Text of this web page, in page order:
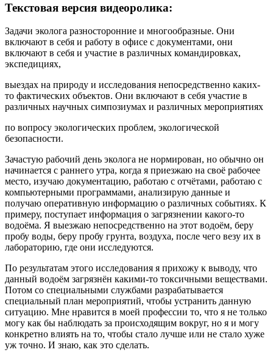
Текстовая версия видеоролика:
Задачи эколога разносторонние и многообразные. Они
включают в себя и работу в офисе с документами, они
включают в себя и участие в различных командировках,
экспедициях,
выездах на природу и исследования непосредственно каких-
то фактических объектов. Они включают в себя участие в
различных научных симпозиумах и различных мероприятиях
по вопросу экологических проблем, экологической
безопасности.
Зачастую рабочий день эколога не нормирован, но обычно он
начинается с раннего утра, когда я приезжаю на своё рабочее
место, изучаю документацию, работаю с отчётами, работаю с
компьютерными программами, анализирую данные и
получаю оперативную информацию о различных событиях. К
примеру, поступает информация о загрязнении какого-то
водоёма. Я выезжаю непосредственно на этот водоём, беру
пробу воды, беру пробу грунта, воздуха, после чего везу их в
лабораторию, где они исследуются.
По результатам этого исследования я прихожу к выводу, что
данный водоём загрязнён какими-то токсичными веществами.
Потом со специальными службами разрабатывается
специальный план мероприятий, чтобы устранить данную
ситуацию. Мне нравится в моей профессии то, что я не только
могу как бы наблюдать за происходящим вокруг, но я и могу
конкретно влиять на то, чтобы стало лучше или не стало хуже
уж точно. И знаю, как это сделать.